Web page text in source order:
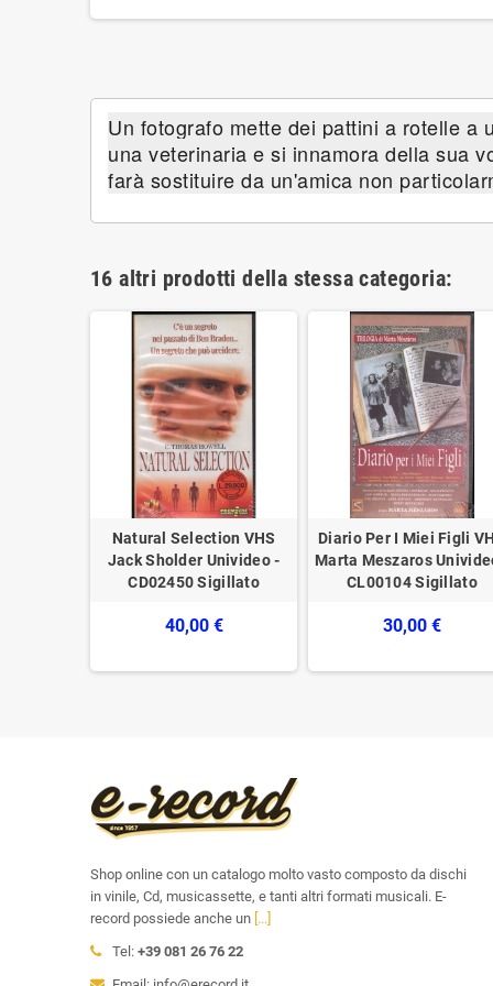
Un fotografo mette dei pattini a rotelle a
una veterinaria e si innamora della sua
farà sostituire da un'amica non
16 altri prodotti della stessa categoria:
Natural Selection VHS
Jack Sholder Univideo -
CD02450 Sigillato
40,00 €
Diario Per I Miei Figli
Marta Meszaros
CL00104 Sigillato
30,00 €
Shop online con un catalogo molto vasto composto da dischi
in vinile, Cd, musicassette, e tanti altri formati musicali. E-
record possiede anche un [...]
Tel: +39 081 26 76 22